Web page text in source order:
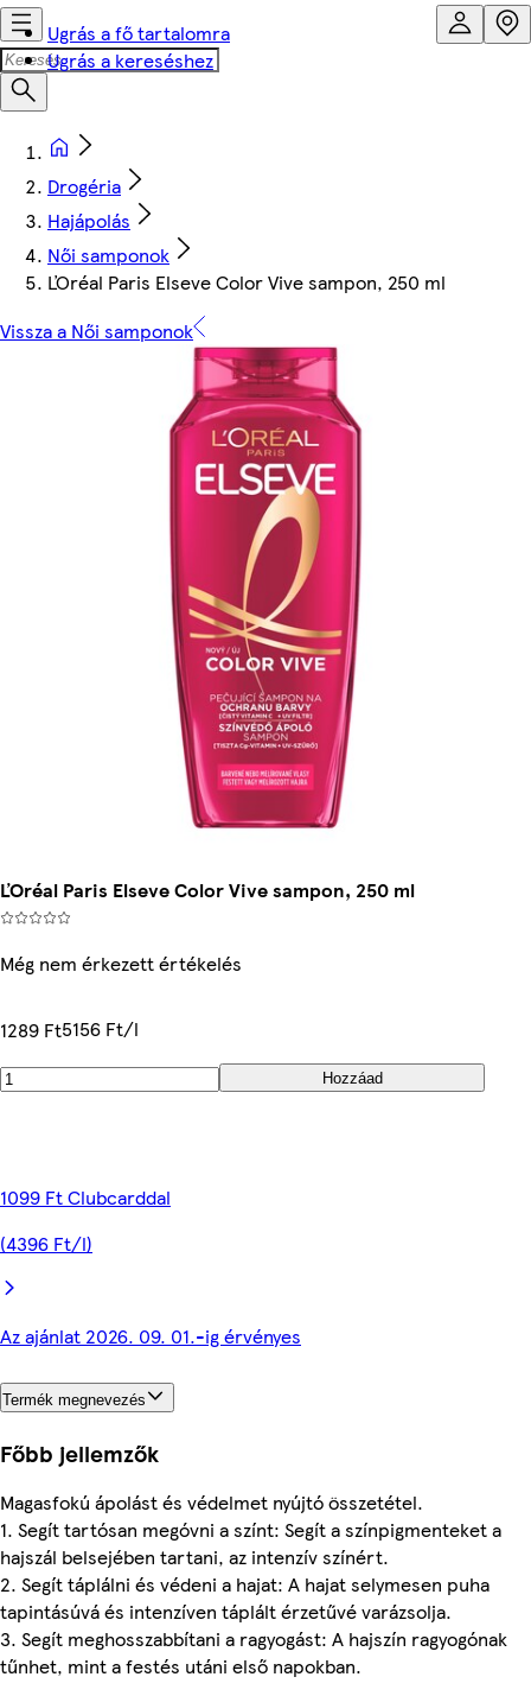
Ugrás a fő tartalomra
Ugrás a kereséshez
Drogéria
Hajápolás
Női samponok
ĽOréal Paris Elseve Color Vive sampon, 250 ml
Vissza a Női samponok
ĽOréal Paris Elseve Color Vive sampon, 250 ml
Még nem érkezett értékelés
1289 Ft5156 Ft/l
Hozzáad
1099 Ft Clubcarddal
(4396 Ft/l)
Az ajánlat 2026. 09. 01.-ig érvényes
Termék megnevezés
Főbb jellemzők
Magasfokú ápolást és védelmet nyújtó összetétel.
1. Segít tartósan megóvni a színt: Segít a színpigmenteket a
hajszál belsejében tartani, az intenzív színért.
2. Segít táplálni és védeni a hajat: A hajat selymesen puha
tapintásúvá és intenzíven táplált érzetűvé varázsolja.
3. Segít meghosszabbítani a ragyogást: A hajszín ragyogónak
tűnhet, mint a festés utáni első napokban.